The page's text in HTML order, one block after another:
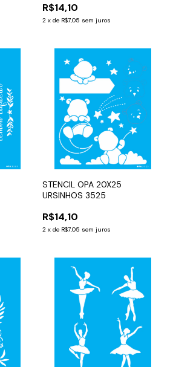
R$14,10
2 x de R$7,05 sem juros
STENCIL OPA 20X25
URSINHOS 3525
R$14,10
2 x de R$7,05 sem juros